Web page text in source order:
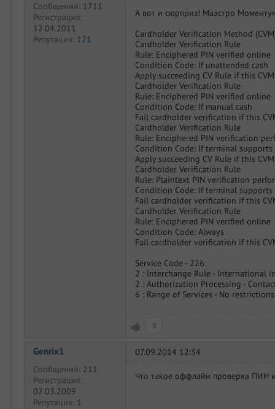
Сообщений: 1711
Регистрация:
12.04.2011
Репутация: 121
А вот и сюрприз! Маэстро
Cardholder Verification Method
Cardholder Verification Rule
Rule: Enciphered PIN verified online
Condition Code: If unattended cash
Apply succeeding CV Rule if this
Cardholder Verification Rule
Rule: Enciphered PIN verified online
Condition Code: If manual cash
Fail cardholder verification if this
Cardholder Verification Rule
Rule: Enciphered PIN verification
Condition Code: If terminal supports
Apply succeeding CV Rule if this
Cardholder Verification Rule
Rule: Plaintext PIN verification
Condition Code: If terminal supports
Fail cardholder verification if this
Cardholder Verification Rule
Rule: Enciphered PIN verified online
Condition Code: Always
Fail cardholder verification if this
Service Code - 226:
2 : Interchange Rule - International
2 : Authorization Processing -
6 : Range of Services - No
0
Genrix1
Сообщений: 211
Регистрация:
02.03.2009
Репутация: 1
07.09.2014 12:34
Что такое оффлайн проверка ПИН